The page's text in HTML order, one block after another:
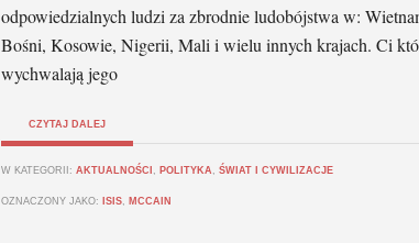
odpowiedzialnych ludzi za zbrodnie ludobójstwa w:
Bośni, Kosowie, Nigerii, Mali i wielu innych krajach. Ci
wychwalają jego
CZYTAJ DALEJ
W KATEGORII: AKTUALNOŚCI , POLITYKA , ŚWIAT I CYWILIZACJE
OZNACZONY JAKO: ISIS, MCCAIN